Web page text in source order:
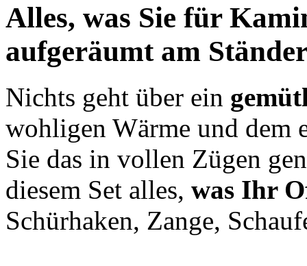
Alles, was Sie für
aufgeräumt am
Nichts geht über ein
wohligen Wärme und dem
Sie das in vollen Zügen
diesem Set alles, was Ihr
Schürhaken, Zange,